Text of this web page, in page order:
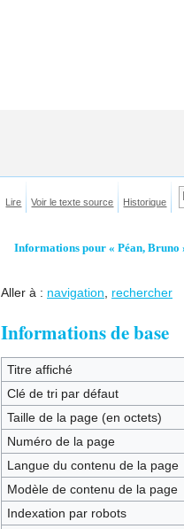
Informations pour « Péan, Bruno
Aller à : navigation rechercher
Informations de base
Titre affiché
Clé de tri par défaut
Taille de la page (en octets)
Numéro de la page
Langue du contenu de la page
Modèle de contenu de la page
Indexation par robots
Lire Voir le texte source Historique